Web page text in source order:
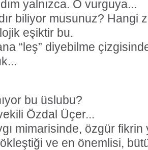
yalnızca. O vurguya...
biliyor musunuz? Hangi
eşiktir bu.
“leş” diyebilme
bu üslubu?
Özdal Üçer...
mimarisinde, özgür fikrin
ve en önemlisi,